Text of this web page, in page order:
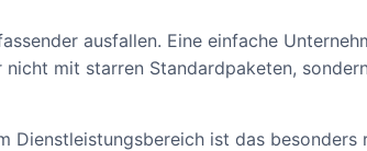
ausfallen. Eine einfache
mit starren Standardpaketen,
Dienstleistungsbereich ist das